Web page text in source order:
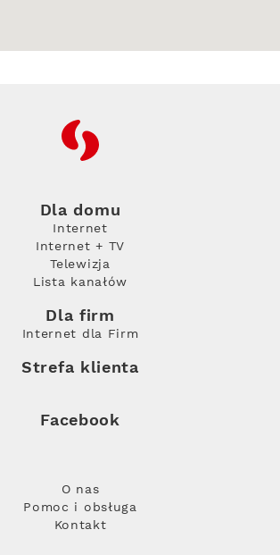
RFC
Dla domu
Internet
Internet + TV
Telewizja
Lista kanałów
Dla firm
Internet dla Firm
Strefa klienta
Facebook
O nas
Pomoc i obsługa
Kontakt